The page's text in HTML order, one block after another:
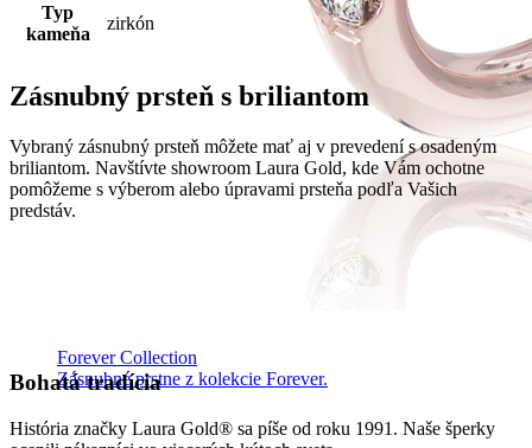
Forever Collection
Zásnubné prstne z kolekcie Forever.
Typ
kameňa
zirkón
Zásnubný prsteň s briliantom
Vybraný zásnubný prsteň môžete mať aj v prevedení s osadeným
briliantom. Navštívte showroom Laura Gold, kde Vám ochotne
pomôžeme s výberom alebo úpravami prsteňa podľa Vašich
predstáv.
Bohatá tradícia
História značky Laura Gold® sa píše od roku 1991. Naše šperky